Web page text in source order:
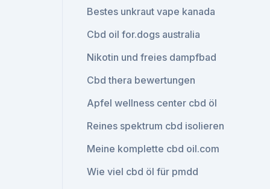
Bestes unkraut vape kanada
Cbd oil for.dogs australia
Nikotin und freies dampfbad
Cbd thera bewertungen
Apfel wellness center cbd öl
Reines spektrum cbd isolieren
Meine komplette cbd oil.com
Wie viel cbd öl für pmdd